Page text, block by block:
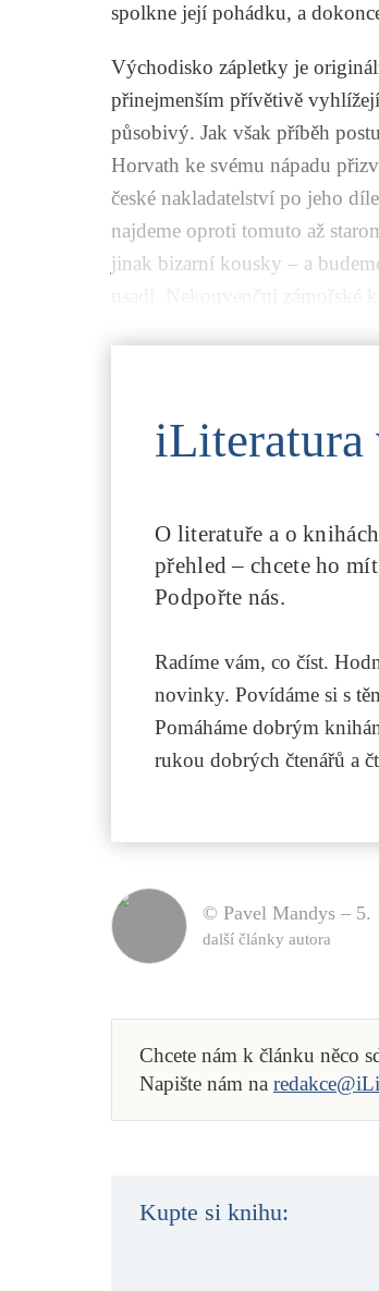
spolkne její pohádku, a
Východisko zápletky je
přinejmenším přívětivě
působivý. Jak však příběh
Horvath ke svému nápadu
české nakladatelství po jeho
najdeme oproti tomuto až
jinak bizarní kousky – a
iLiteratura
O literatuře a o
přehled – chcete ho
Podpořte nás.
Radíme vám, co číst.
novinky. Povídáme si s
Pomáháme dobrým
rukou dobrých čtenářů a
© Pavel Mandys – 5.
další články autora
Chcete nám k článku něco
Napište nám na
Kupte si knihu: